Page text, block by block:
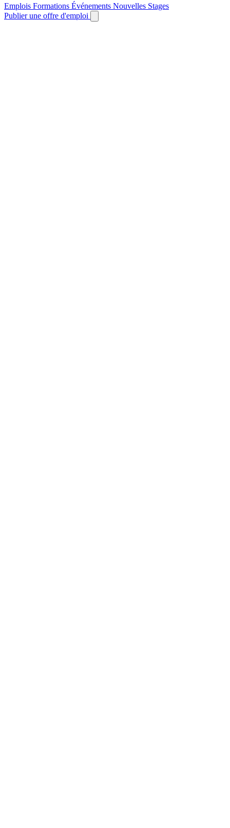
Emplois Formations Événements Nouvelles Stages
Publier une offre d'emploi